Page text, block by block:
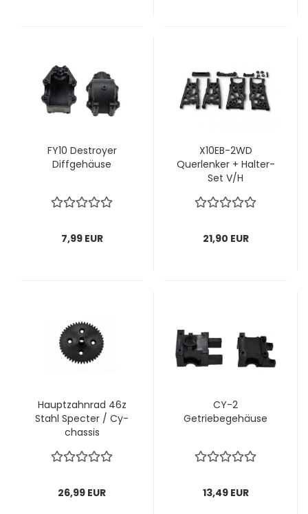
FY10 Destroyer
Diffgehäuse
7,99 EUR
X10EB-2WD
Querlenker + Halter-
Set V/H
21,90 EUR
Hauptzahnrad 46z
Stahl Specter / Cy-
chassis
26,99 EUR
CY-2
Getriebegehäuse
13,49 EUR